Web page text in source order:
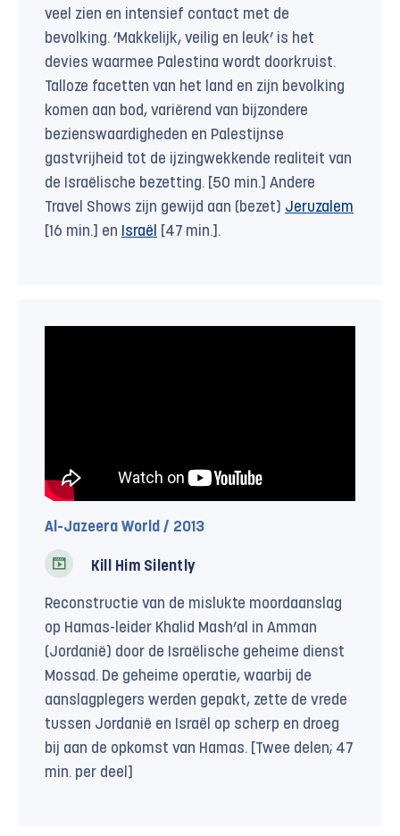
veel zien en intensief contact met de
bevolking. ‘Makkelijk, veilig en leuk’ is het
devies waarmee Palestina wordt doorkruist.
Talloze facetten van het land en zijn bevolking
komen aan bod, variërend van bijzondere
bezienswaardigheden en Palestijnse
gastvrijheid tot de ijzingwekkende realiteit van
de Israëlische bezetting. [50 min.] Andere
Travel Shows zijn gewijd aan (bezet) Jeruzalem
[16 min.] en Israël [47 min.].
Al-Jazeera World / 2013
Kill Him Silently
Reconstructie van de mislukte moordaanslag
op Hamas-leider Khalid Mash’al in Amman
(Jordanië) door de Israëlische geheime dienst
Mossad. De geheime operatie, waarbij de
aanslagplegers werden gepakt, zette de vrede
tussen Jordanië en Israël op scherp en droeg
bij aan de opkomst van Hamas. [Twee delen; 47
min. per deel]